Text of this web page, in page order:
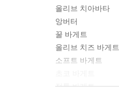
올리브 치아바타
앙버터
꿀 바게트
올리브 치즈 바게트
소프트 바게트
정통 바게트